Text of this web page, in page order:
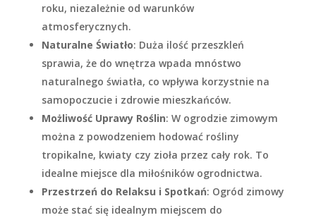
roku, niezależnie od warunków
atmosferycznych.
Naturalne Światło: Duża ilość przeszkleń
sprawia, że do wnętrza wpada mnóstwo
naturalnego światła, co wpływa korzystnie na
samopoczucie i zdrowie mieszkańców.
Możliwość Uprawy Roślin: W ogrodzie zimowym
można z powodzeniem hodować rośliny
tropikalne, kwiaty czy zioła przez cały rok. To
idealne miejsce dla miłośników ogrodnictwa.
Przestrzeń do Relaksu i Spotkań: Ogród zimowy
może stać się idealnym miejscem do